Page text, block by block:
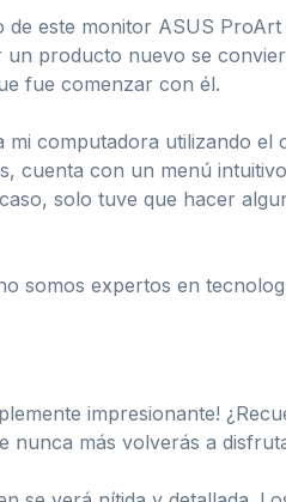
de este monitor ASUS
producto nuevo se
fue comenzar con él.
computadora utilizando el
cuenta con un menú
solo tuve que hacer
somos expertos en
impresionante!
nunca más volverás a